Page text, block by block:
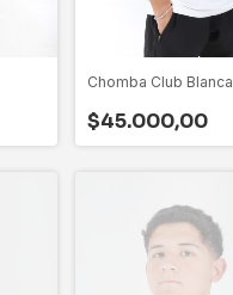
Chomba Club Blanca
$45.000,00